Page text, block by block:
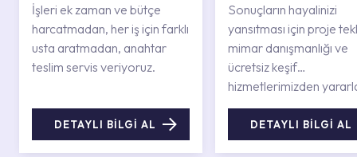
İşleri ek zaman ve bütçe
harcatmadan, her iş için farklı
usta aratmadan, anahtar
teslim servis veriyoruz.
DETAYLI BİLGİ AL
Sonuçların hayalinizi
yansıtması için proje
mimar danışmanlığı ve
ücretsiz keşif
hizmetlerimizden
DETAYLI BİLGİ AL